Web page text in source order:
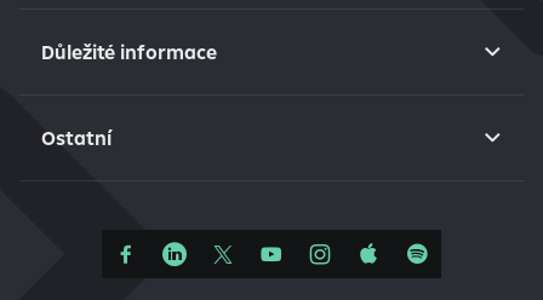
Důležité informace
Ostatní